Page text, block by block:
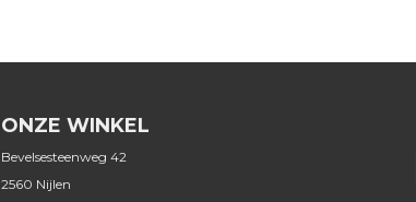
ONZE WINKEL
Bevelsesteenweg 42
2560 Nijlen